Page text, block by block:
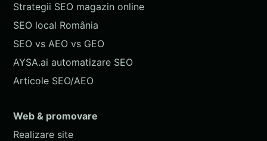
Strategii SEO magazin online
SEO local România
SEO vs AEO vs GEO
AYSA.ai automatizare SEO
Articole SEO/AEO
Web & promovare
Realizare site